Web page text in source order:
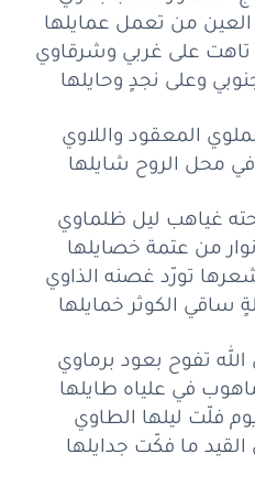
الحضر واللعببدّاوي
من تعمل
علىغربي
وعلىنجدٍوحايلها
المعقودواللاوي
محلالروح شايلها
غياهبليلظلماوي
من عتمة خصايلها
تورّد غصنه
الكوثرخمايلها
من تعمل عمايلها
على غربي وشرقاوي
وعلى نجدٍ وحايلها
المعقود واللاوي
محل الروح شايلها
غياهب ليل ظلماوي
من عتمة خصايلها
تورّد غصنه الذاوي
ساقي الكوثر خمايلها
تفوح بعود برماوي
في علياه طايلها
فلّت ليلها الطاوي
ما فكّت جدايلها